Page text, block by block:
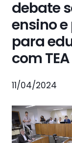
debate
ensino
para
com TEA
11/04/2024